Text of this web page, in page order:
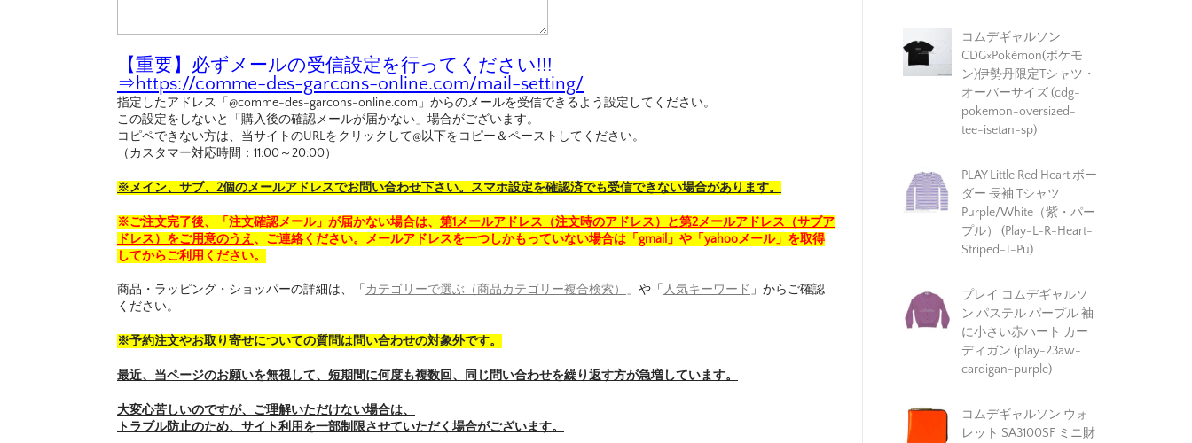
【重要】必ずメールの受信設定を行ってください!!!
⇒ https://comme-des-garcons-online.com/mail-setting/
指定したアドレス「@comme-des-garcons-online.com」からのメールを受信できるよう設定してください。
この設定をしないと「購入後の確認メールが届かない」場合がございます。
コピペできない方は、当サイトのURLをクリックして@以下をコピー＆ペーストしてください。
（カスタマー対応時間：11:00～20:00）
※メイン、サブ、2個のメールアドレスでお問い合わせ下さい。スマホ設定を確認済でも受信できない場合があります。
※ご注文完了後、「注文確認メール」が届かない場合は、 第1メールアドレス（注文時のアドレス）と第2メールアドレス（サブア
ドレス）をご用意のうえ 、ご連絡ください。メールアドレスを一つしかもっていない場合は「gmail」や「yahooメール」を取得
してからご利用ください。
商品・ラッピング・ショッパーの詳細は、「 カテゴリーで選ぶ（商品カテゴリー複合検索） 」や「 人気キーワード」からご確認
ください。
※予約注文やお取り寄せについての質問は問い合わせの対象外です。
最近、当ページのお願いを無視して、短期間に何度も複数回、同じ問い合わせを繰り返す方が急増しています。
大変心苦しいのですが、ご理解いただけない場合は、
トラブル防止のため、サイト利用を一部制限させていただく場合がございます。
コムデギャルソン
CDG×Pokémon(ポケモ
ン)伊勢丹限定Tシャツ・
オーバーサイズ (cdg-
pokemon-oversized-
tee-isetan-sp)
PLAY Little Red Heart ボー
ダー 長袖 Tシャツ
Purple/White（紫・パー
プル） (Play-L-R-Heart-
Striped-T-Pu)
プレイ コムデギャルソ
ン パステル パープル 袖
に小さい赤ハート カー
ディガン (play-23aw-
cardigan-purple)
コムデギャルソン ウォ
レット SA3100SF ミニ財